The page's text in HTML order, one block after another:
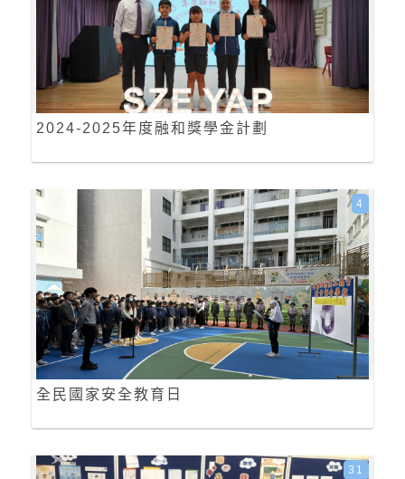
2024-2025年度融和獎學金計劃
全民國家安全教育日
4
31